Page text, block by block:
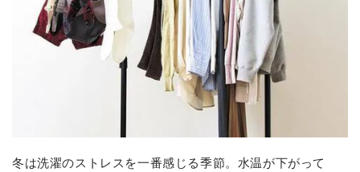
冬は洗濯のストレスを一番感じる季節。水温が下がって